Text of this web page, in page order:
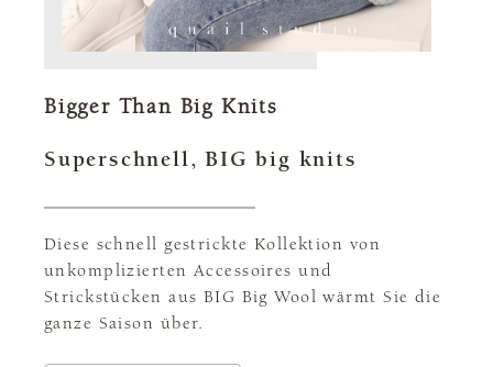
Bigger Than Big Knits
Superschnell, BIG big knits
Diese schnell gestrickte Kollektion von
unkomplizierten Accessoires und
Strickstücken aus BIG Big Wool wärmt Sie die
ganze Saison über.